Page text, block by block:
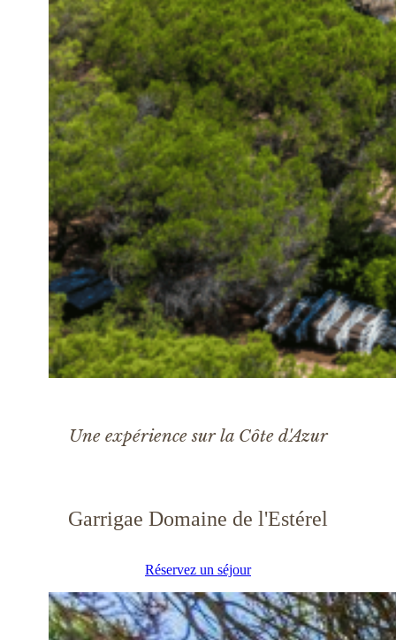
Une expérience sur la Côte d'Azur
Garrigae Domaine de l'Estérel
Réservez un séjour